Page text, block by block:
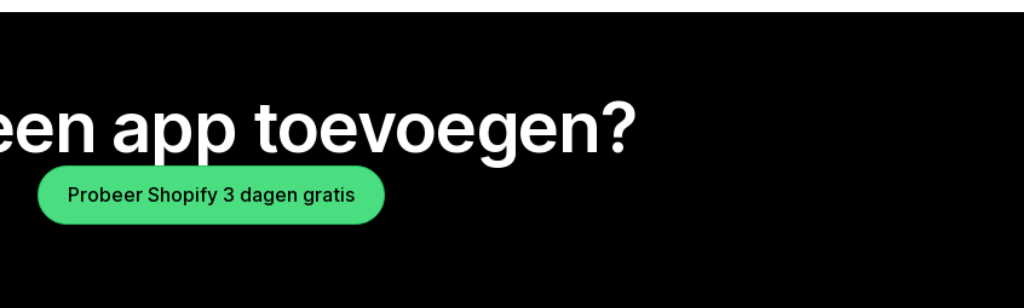
app toevoegen?
Probeer Shopify 3 dagen gratis